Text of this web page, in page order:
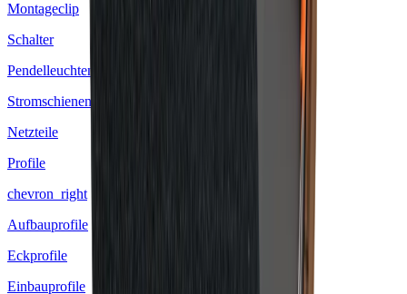
Montageclip
Schalter
Pendelleuchten
Stromschienen Leuchten
Netzteile
Profile
chevron_right
Aufbauprofile
Eckprofile
Einbauprofile